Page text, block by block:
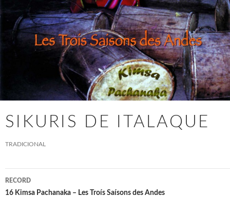
SIKURIS DE ITALAQUE
TRADICIONAL
16 Kimsa Pachanaka – Les Troís Saísons des Andes